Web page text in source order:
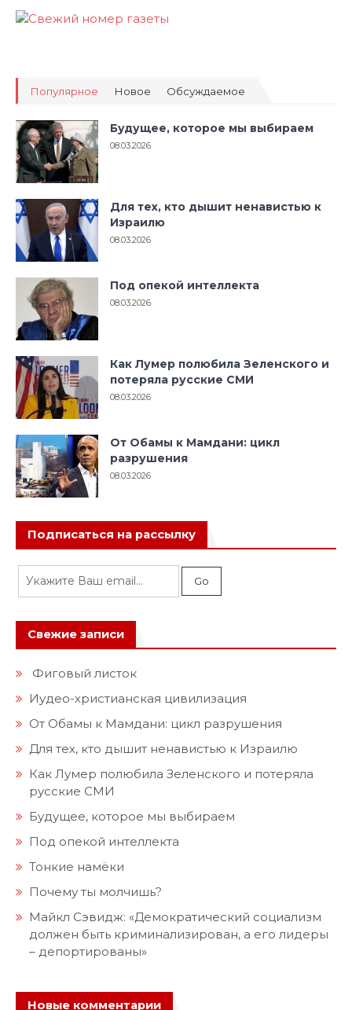
Популярное Новое Обсуждаемое
Будущее, которое мы выбираем
08.03.2026
Для тех, кто дышит ненавистью к
Израилю
08.03.2026
Под опекой интеллекта
08.03.2026
Как Лумер полюбила Зеленского и
потеряла русские СМИ
08.03.2026
От Обамы к Мамдани: цикл
разрушения
08.03.2026
Подписаться на рассылку
Свежие записи
Фиговый листок
Иудео-христианская цивилизация
От Обамы к Мамдани: цикл разрушения
Для тех, кто дышит ненавистью к Израилю
Как Лумер полюбила Зеленского и потеряла
русские СМИ
Будущее, которое мы выбираем
Под опекой интеллекта
Тонкие намёки
Почему ты молчишь?
Майкл Сэвидж: «Демократический социализм
должен быть криминализирован, а его лидеры
– депортированы»
Новые комментарии